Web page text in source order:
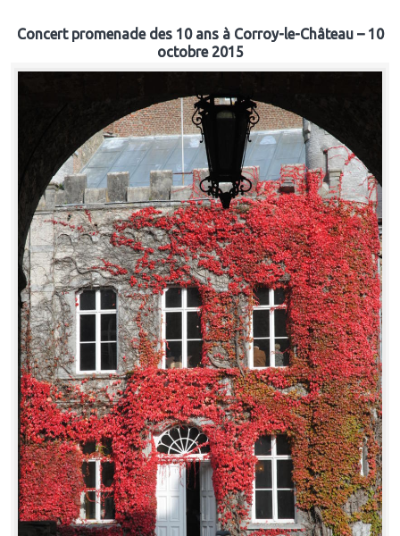
Concert promenade des 10 ans à Corroy-le-Château – 10
octobre 2015